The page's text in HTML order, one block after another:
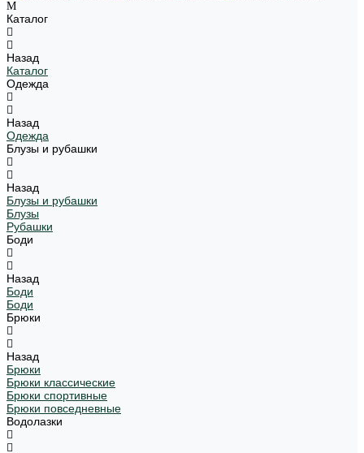
Каталог
Назад
Каталог
Одежда
Назад
Одежда
Блузы и рубашки
Назад
Блузы и рубашки
Блузы
Рубашки
Боди
Назад
Боди
Боди
Брюки
Назад
Брюки
Брюки классические
Брюки спортивные
Брюки повседневные
Водолазки